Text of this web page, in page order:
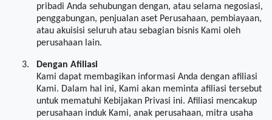
pribadi Anda sehubungan dengan, atau selama negosiasi,
penggabungan, penjualan aset Perusahaan, pembiayaan,
atau akuisisi seluruh atau sebagian bisnis Kami oleh
perusahaan lain.
3.
Dengan Afiliasi
Kami dapat membagikan informasi Anda dengan afiliasi
Kami. Dalam hal ini, Kami akan meminta afiliasi tersebut
untuk mematuhi Kebijakan Privasi ini. Afiliasi mencakup
perusahaan induk Kami, anak perusahaan, mitra usaha